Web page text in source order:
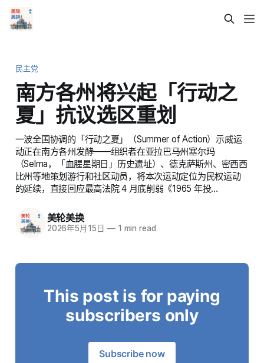
民主党
南方各州将兴起「行动之
夏」抗议选区重划
一波全国协调的「行动之夏」（Summer of Action）示威运
动正在南方各州发酵——组织者在亚拉巴马州塞尔玛
（Selma，「血腥星期日」历史遗址）、德克萨斯州、密西西
比州等地策划游行和社区动员，将本次运动定位为民权运动
的延续，直接回应最高法院 4 月底削弱《1965 年投…
美轮美换
2026年5月15日 —1 min read
This post is for paying
subscribers only
Subscribe now